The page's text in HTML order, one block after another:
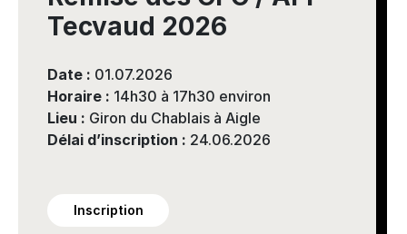
Tecvaud 2026
Date : 01.07.2026
Horaire : 14h30 à 17h30 environ
Lieu : Giron du Chablais à Aigle
Délai d’inscription : 24.06.2026
Inscription